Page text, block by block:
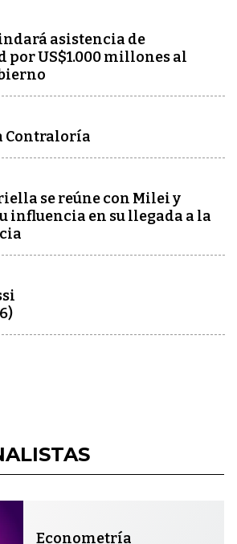
asistencia de
por US$1.000 millones al
Contraloría
se reúne con Milei y
influencia en su llegada a la
Econometría